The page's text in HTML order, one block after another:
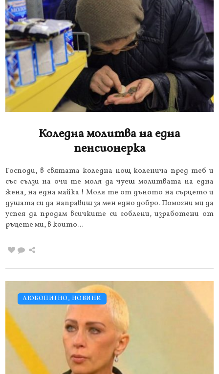
Коледна молитва на една
пенсионерка
Господи, в святата коледна нощ коленича пред теб и
със сълзи на очи те моля да чуеш молитвата на една
жена, на една майка ! Моля те от дъното на сърцето и
душата си да направиш за мен едно добро. Помогни ми да
успея да продам всичките си гоблени, изработени от
ръцете ми, в които…
ЛЮБОПИТНО, НОВИНИ